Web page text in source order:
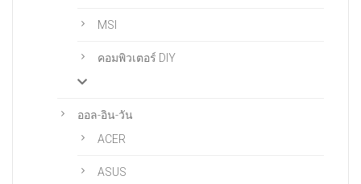
MSI
คอมพิวเตอร์ DIY
ออล-อิน-วัน
ACER
ASUS